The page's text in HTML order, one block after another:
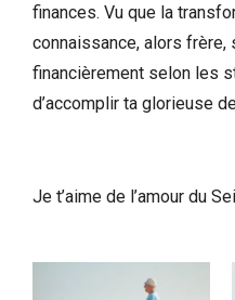
finances. Vu que la
connaissance, alors frère,
financièrement selon les
d’accomplir ta glorieuse
Je t’aime de l’amour du